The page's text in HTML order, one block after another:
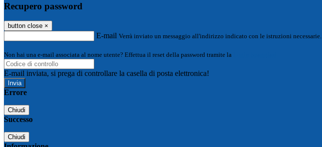
Recupero password
button close ×
E-mail Verrà inviato un messaggio all'indirizzo indicato con le istruzioni necessarie.
Non hai una e-mail associata al nome utente? Effettua il reset della password tramite la
E-mail inviata, si prega di controllare la casella di posta elettronica!
Errore
Chiudi
Successo
Chiudi